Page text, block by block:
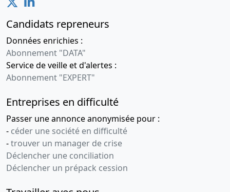
Candidats repreneurs
Données enrichies :
Abonnement "DATA"
Service de veille et d'alertes :
Abonnement "EXPERT"
Entreprises en difficulté
Passer une annonce anonymisée pour :
- céder une société en difficulté
-trouver un manager de crise
Déclencher une conciliation
Déclencher un prépack cession